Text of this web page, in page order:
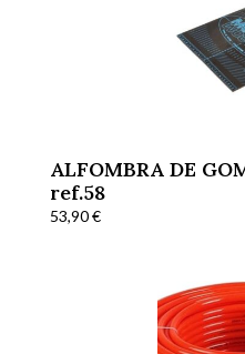
ALFOMBRA DE
ref.58
53,90€